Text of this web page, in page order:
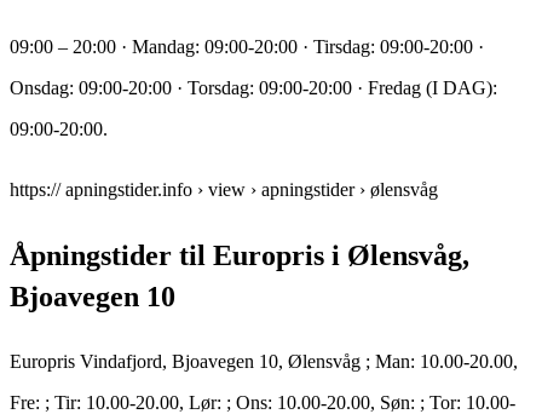
09:00 – 20:00 · Mandag: 09:00-20:00 · Tirsdag: 09:00-20:00 ·
Onsdag: 09:00-20:00 · Torsdag: 09:00-20:00 · Fredag (I DAG):
09:00-20:00.
https:// apningstider.info › view › apningstider › ølensvåg
Åpningstider til Europris i Ølensvåg,
Bjoavegen 10
Europris Vindafjord, Bjoavegen 10, Ølensvåg ; Man: 10.00-20.00,
Fre: ; Tir: 10.00-20.00, Lør: ; Ons: 10.00-20.00, Søn: ; Tor: 10.00-